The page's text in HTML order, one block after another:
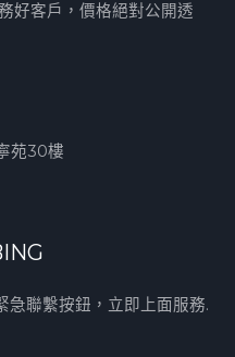
好客戶，價格絕對公開透
苑30樓
聯繫按鈕，立即上面服務.